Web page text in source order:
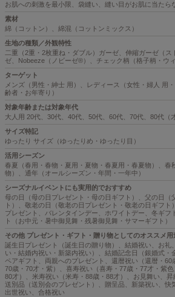
お肌への刺激を最小限、袋縫い、縫い目がお肌に当たら
素材
綿（コットン）、綿混（コットンミックス）
生地の種類／外観特性
二重（2重・2枚重ね・ダブル）ガーゼ、伸縮ガーゼ（
ゼ、Nobeeze（ノビーゼ®）、チェック柄（格子柄・ウ
ターゲット
メンズ（男性・紳士 用）、レディース（女性・婦人 用
齢者・お年寄り）
対象年齢または対象年代
大人用 20代、30代、40代、50代、60代、70代、80代（
サイズ特記
ゆったり サイズ（ゆったりめ・ゆったり目）
活用シーズン
春夏（春用・春物・夏用・夏物・春夏用・春夏物）、春
物）、通年（オールシーズン・年間・一年中）
シーズナルイベントにも実用的でおすすめ
母の日（母の日プレゼント・母の日ギフト）、父の日（
ト）、敬老の日（敬老の日プレゼント・敬老の日ギフト
プレゼント、バレンタインデー、ホワイトデー、冬ギフ
ト（お中元・暑中御見舞・残暑御見舞・サマーギフト）
その他 プレゼント・ギフト・贈り物としてのオススメ用
誕生日プレゼント（誕生日の贈り物）、結婚祝い、お礼
い・結婚内祝い・新築内祝い）、結婚記念日（銀婚式・
ペアギフト、両親へのプレゼント、還暦祝い（還暦・60
70歳・70才・紫）、喜寿祝い（喜寿・77歳・77才・紫
80才）、米寿祝い（米寿・88歳・88才）、お見舞い、昇
送別品（送別会のプレゼント）、贈呈品、新築祝い、快
出世祝い、合格祝い